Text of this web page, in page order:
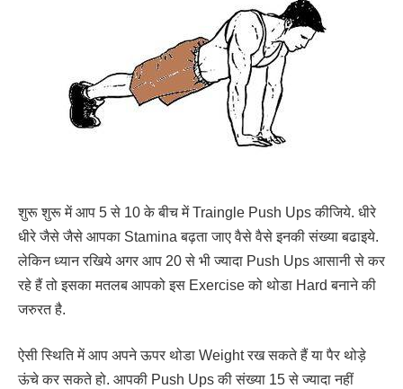
शुरू शुरू में आप 5 से 10 के बीच में Traingle Push Ups कीजिये. धीरे
धीरे जैसे जैसे आपका Stamina बढ़ता जाए वैसे वैसे इनकी संख्या बढाइये.
लेकिन ध्यान रखिये अगर आप 20 से भी ज्यादा Push Ups आसानी से कर
रहे हैं तो इसका मतलब आपको इस Exercise को थोडा Hard बनाने की
जरुरत है.
ऐसी स्थिति में आप अपने ऊपर थोडा Weight रख सकते हैं या पैर थोड़े
ऊंचे कर सकते हो. आपकी Push Ups की संख्या 15 से ज्यादा नहीं